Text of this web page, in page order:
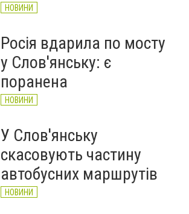
НОВИНИ
Росія вдарила по мосту
у Слов'янську: є
поранена
НОВИНИ
У Слов'янську
скасовують частину
автобусних маршрутів
НОВИНИ